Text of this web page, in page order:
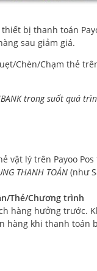
bị thanh toán
sau giảm giá.
Chèn/Chạm thẻ
trong suốt quá
vật lý trên Payoo Pos
THANH TOÁN (như
Thẻ/Chương trình
hàng hưởng trước.
hàng khi thanh toán